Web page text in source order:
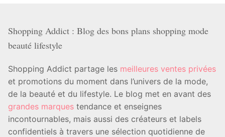
Shopping Addict : Blog des bons plans shopping mode
beauté lifestyle
Shopping Addict partage les meilleures ventes privées
et promotions du moment dans l’univers de la mode,
de la beauté et du lifestyle. Le blog met en avant des
grandes marques tendance et enseignes
incontournables, mais aussi des créateurs et labels
confidentiels à travers une sélection quotidienne de